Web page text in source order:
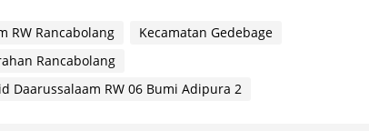
RW Rancabolang
Kecamatan Gedebage
Rancabolang
Daarussalaam RW 06 Bumi Adipura 2